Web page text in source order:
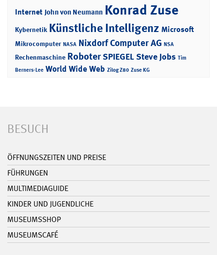
Internet John von Neumann Konrad Zuse
Kybernetik Künstliche Intelligenz Microsoft
Mikrocomputer NASA Nixdorf Computer AG NSA
Rechenmaschine RoboterSPIEGELSteve Jobs Tim
Berners-Lee World Wide Web Zilog Z80 Zuse KG
BESUCH
ÖFFNUNGSZEITEN UND PREISE
FÜHRUNGEN
MULTIMEDIAGUIDE
KINDER UND JUGENDLICHE
MUSEUMSSHOP
MUSEUMSCAFÉ